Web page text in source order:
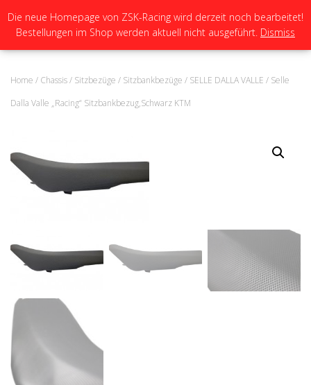
N
A
A
N
Home / Chassis/ Sitzbezüge / Sitzbankbezüge / SELLE DALLA VALLE / Selle
Dalla Valle „Racing“ Sitzbankbezug,Schwarz KTM
Die neue Homepage von ZSK-Racing wird derzeit noch bearbeitet!
Bestellungen im Shop werden aktuell nicht ausgeführt. Dismiss